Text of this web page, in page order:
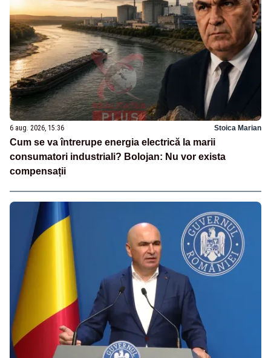
6 aug. 2026, 15:36 Stoica Marian
Cum se va întrerupe energia electrică la marii
consumatori industriali? Bolojan: Nu vor exista
compensații